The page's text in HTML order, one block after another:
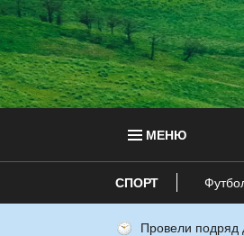
МЕНЮ
СПОРТ
Провели подряд